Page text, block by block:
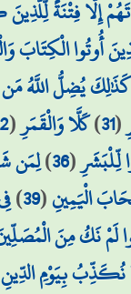
إِلَّا فِتْنَةً
أُوتُوا الْكِتَابَ
كَذَٰلِكَ يُضِلُّ اللَّهُ
(
31
)كَلَّا وَالْقَمَرِ(
لِّلْبَشَرِ(
36
)لِمَن
الْيَمِينِ(
39
)
لَمْ نَكُ مِنَ
نُكَذِّبُ بِيَوْمِ الدِّينِ